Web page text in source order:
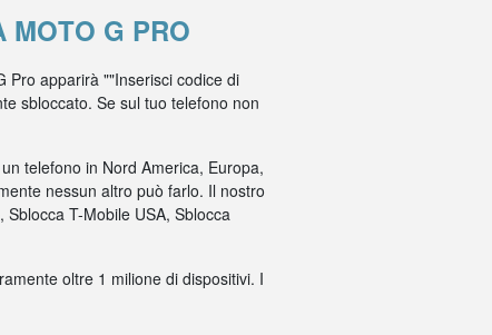
MOTO G PRO
Pro apparirà ""Inserisci codice di
sbloccato. Se sul tuo telefono non
telefono in Nord America, Europa,
nessun altro può farlo. Il nostro
T-Mobile USA, Sblocca
oltre 1 milione di dispositivi. I